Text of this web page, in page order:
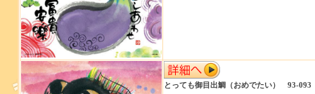
とっても御目出鯛（おめでたい） 93-093